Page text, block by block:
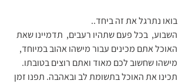
בואו נתרגל את זה ביחד..
השבוע,  בכל פעם שתהיו רעבים,  תדמיינו שאת
האוכל אתם מכינים עבור מישהו אהוב במיוחד,
מישהו שחשוב לכם מאוד ואתם רוצים בטובתו.
תכינו את האוכל בתשומת לב ובאהבה. תפנו זמן